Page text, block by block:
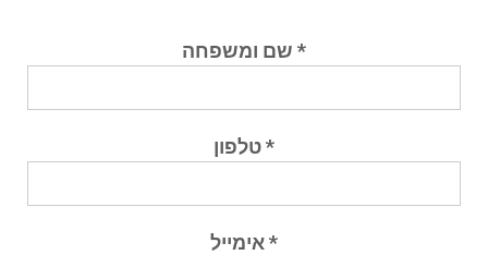
* שם ומשפחה
* טלפון
* אימייל